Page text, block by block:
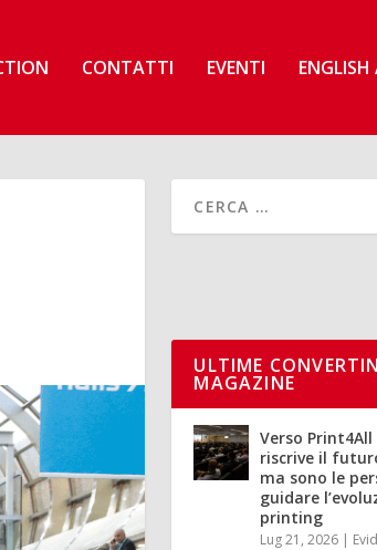
CONTATTI EVENTI ENGLISH
ULTIME
MAGAZINE
Verso Print4All
riscrive il
ma sono le
guidare
printing
Lug 21, 2026 |